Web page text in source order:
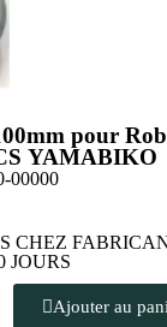
pour
YAMABIKO
00000
CHEZ
JOURS
Ajouter au